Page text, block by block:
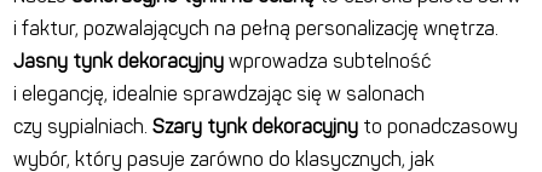
i faktur, pozwalających na pełną personalizację wnętrza.
Jasny tynk dekoracyjny wprowadza subtelność
i elegancję, idealnie sprawdzając się w salonach
czy sypialniach.Szary tynk dekoracyjny to ponadczasowy
wybór, który pasuje zarówno do klasycznych, jak